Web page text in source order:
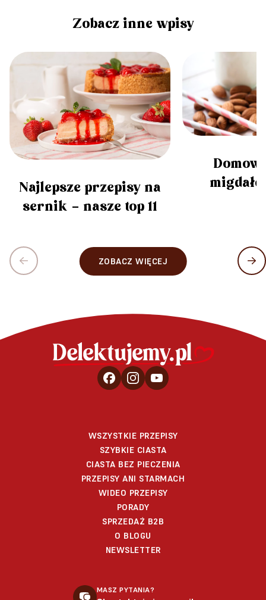
Zobacz inne wpisy
Najlepsze przepisy na
sernik – nasze top 11
ZOBACZ WIĘCEJ
WSZYSTKIE PRZEPISY
SZYBKIE CIASTA
CIASTA BEZ PIECZENIA
PRZEPISY ANI STARMACH
WIDEO PRZEPISY
PORADY
SPRZEDAŻ B2B
O BLOGU
NEWSLETTER
MASZ PYTANIA?